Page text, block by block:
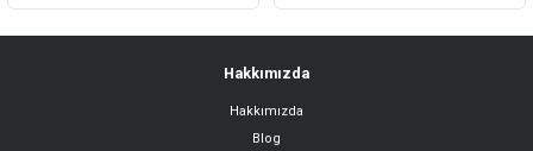
Gönder
Hakkımızda
Hakkımızda
Blog